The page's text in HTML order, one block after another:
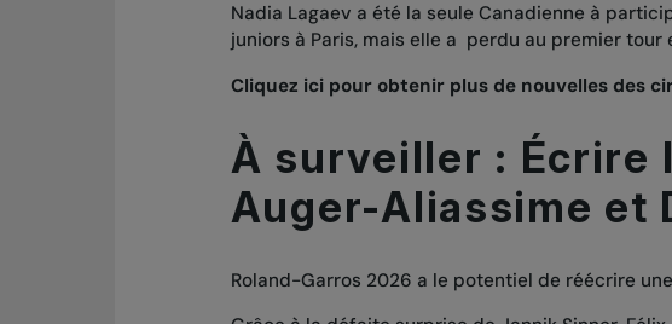
Nadia Lagaev a été la seule Canadienne à
juniors à Paris, mais elle a perdu au premier tour
Cliquez ici pour obtenir plus de nouvelles des
À surveiller : Écrire
Auger-Aliassime et
Roland-Garros 2026 a le potentiel de réécrire